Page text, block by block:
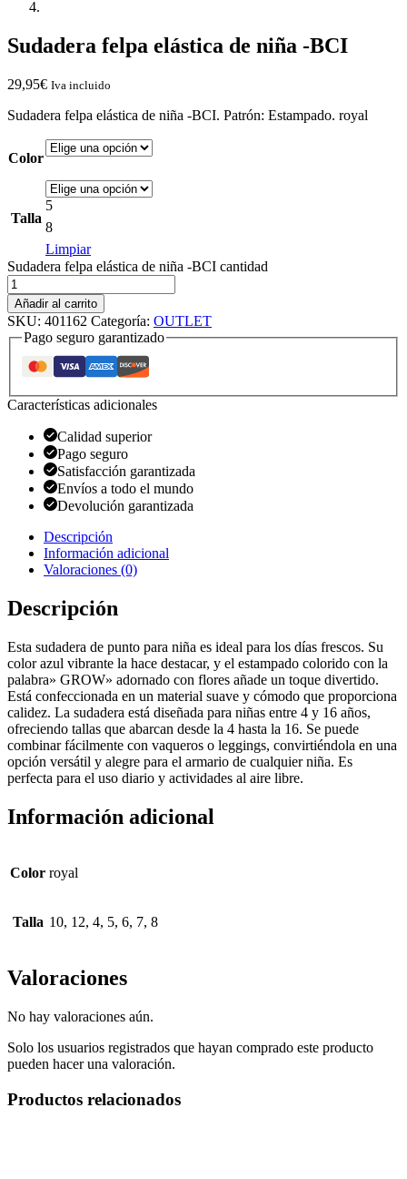
Sudadera felpa elástica de niña -BCI
29,95€ Iva incluido
Sudadera felpa elástica de niña -BCI. Patrón: Estampado. royal
Color
Talla
5
8
Limpiar
Sudadera felpa elástica de niña -BCI cantidad
Añadir al carrito
SKU: 401162 Categoría: OUTLET
Pago seguro garantizado
Características adicionales
Calidad superior
Pago seguro
Satisfacción garantizada
Envíos a todo el mundo
Devolución garantizada
Descripción
Información adicional
Valoraciones (0)
Descripción
Esta sudadera de punto para niña es ideal para los días frescos. Su
color azul vibrante la hace destacar, y el estampado colorido con la
palabra» GROW» adornado con flores añade un toque divertido.
Está confeccionada en un material suave y cómodo que proporciona
calidez. La sudadera está diseñada para niñas entre 4 y 16 años,
ofreciendo tallas que abarcan desde la 4 hasta la 16. Se puede
combinar fácilmente con vaqueros o leggings, convirtiéndola en una
opción versátil y alegre para el armario de cualquier niña. Es
perfecta para el uso diario y actividades al aire libre.
Información adicional
Color royal
Talla 10, 12, 4, 5, 6, 7, 8
Valoraciones
No hay valoraciones aún.
Solo los usuarios registrados que hayan comprado este producto
pueden hacer una valoración.
Productos relacionados